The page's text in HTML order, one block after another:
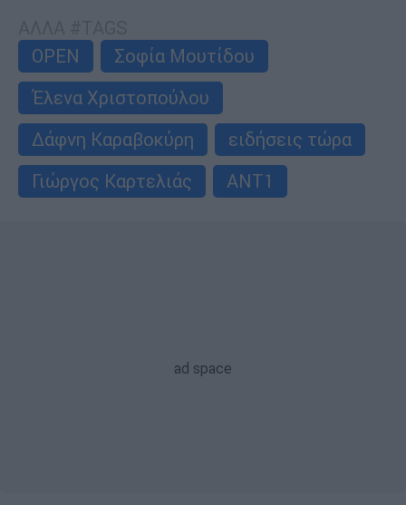
OPEN
Σοφία Μουτίδου
Έλενα Χριστοπούλου
Δάφνη Καραβοκύρη
ειδήσεις τώρα
Γιώργος Καρτελιάς
ΑΝΤ1